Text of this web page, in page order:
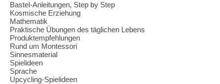
Bastel-Anleitungen, Step by Step
Kosmische Erziehung
Mathematik
Praktische Übungen des täglichen Lebens
Produktempfehlungen
Rund um Montessori
Sinnesmaterial
Spielideen
Sprache
Upcycling-Spielideen